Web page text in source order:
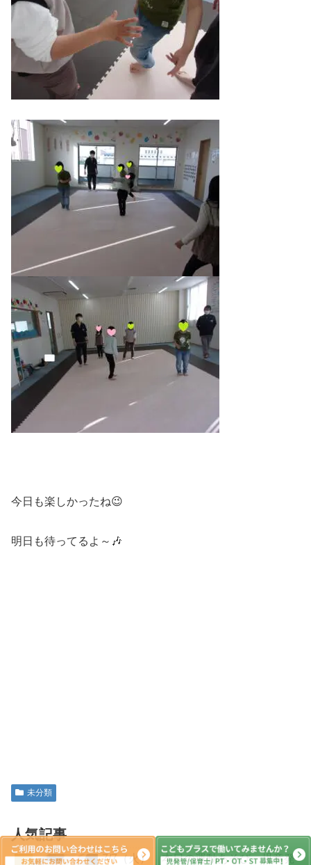
今日も楽しかったね😉
明日も待ってるよ～🎶
未分類
人気記事
7/7（火） 本日の運動あそび 児童発